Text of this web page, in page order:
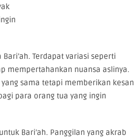
Terdapat variasi seperti
mempertahankan nuansa aslinya.
sama tetapi memberikan kesan
para orang tua yang ingin
Bari’ah. Panggilan yang akrab